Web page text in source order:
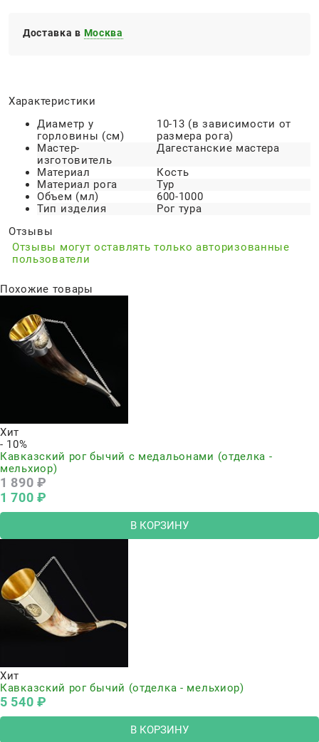
Доставка в Москва
Характеристики
Диаметр у
горловины (см)
10-13 (в зависимости от
размера рога)
Мастер-
изготовитель
Дагестанские мастера
Материал
Кость
Материал рога
Тур
Объем (мл)
600-1000
Тип изделия
Рог тура
Отзывы
Отзывы могут оставлять только авторизованные
пользователи
Похожие товары
Хит
- 10%
Кавказский рог бычий с медальонами (отделка -
мельхиор)
1 890 ₽
1 700 ₽
В КОРЗИНУ
Хит
Кавказский рог бычий (отделка - мельхиор)
5 540 ₽
В КОРЗИНУ